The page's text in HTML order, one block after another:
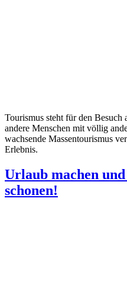
Tourismus steht für den
andere Menschen mit völlig
wachsende Massentourismus
Erlebnis.
Urlaub machen
schonen!